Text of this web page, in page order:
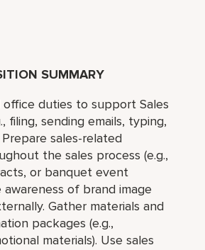
SUMMARY
duties to support Sales
filing, sending emails, typing,
sales-related
the sales process (e.g.,
or banquet event
awareness of brand image
Gather materials and
packages (e.g.,
materials). Use sales